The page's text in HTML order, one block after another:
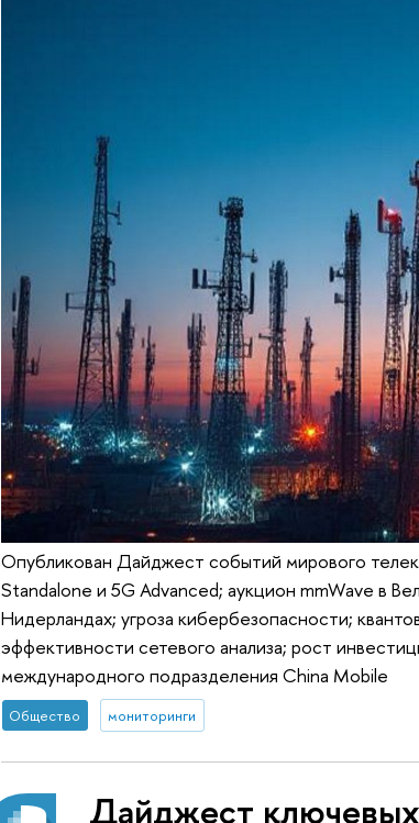
Опубликован Дайджест событий мирового
Standalone и 5G Advanced; аукцион mmWave в
Нидерландах; угроза кибербезопасности;
эффективности сетевого анализа; рост
международного подразделения China Mobile
Общество мониторинги
Дайджест